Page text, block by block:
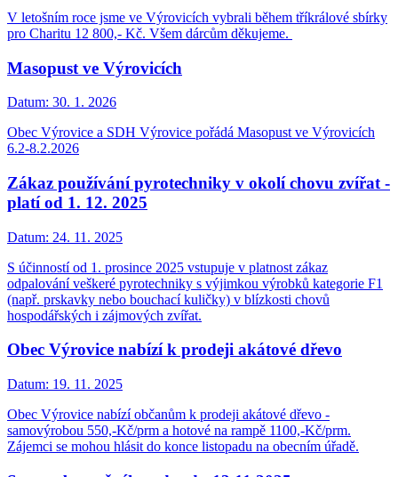
V letošním roce jsme ve Výrovicích vybrali během tříkrálové sbírky
pro Charitu 12 800,- Kč. Všem dárcům děkujeme.
Masopust ve Výrovicích
Datum: 30. 1. 2026
Obec Výrovice a SDH Výrovice pořádá Masopust ve Výrovicích
6.2-8.2.2026
Zákaz používání pyrotechniky v okolí chovu zvířat -
platí od 1. 12. 2025
Datum: 24. 11. 2025
S účinností od 1. prosince 2025 vstupuje v platnost zákaz
odpalování veškeré pyrotechniky s výjimkou výrobků kategorie F1
(např. prskavky nebo bouchací kuličky) v blízkosti chovů
hospodářských i zájmových zvířat.
Obec Výrovice nabízí k prodeji akátové dřevo
Datum: 19. 11. 2025
Obec Výrovice nabízí občanům k prodeji akátové dřevo -
samovýrobou 550,-Kč/prm a hotové na rampě 1100,-Kč/prm.
Zájemci se mohou hlásit do konce listopadu na obecním úřadě.